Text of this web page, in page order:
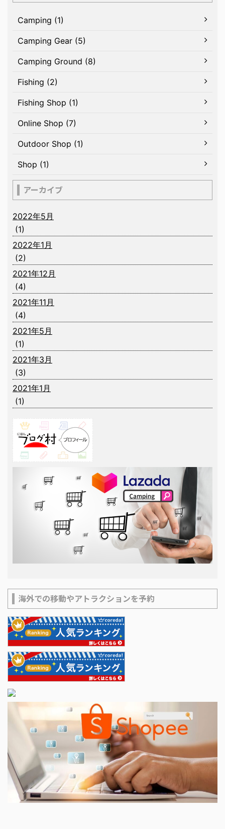
Camping (1)
Camping Gear (5)
Camping Ground (8)
Fishing (2)
Fishing Shop (1)
Online Shop (7)
Outdoor Shop (1)
Shop (1)
アーカイブ
2022年5月
(1)
2022年1月
(2)
2021年12月
(4)
2021年11月
(4)
2021年5月
(1)
2021年3月
(3)
2021年1月
(1)
海外での移動やアトラクションを予約